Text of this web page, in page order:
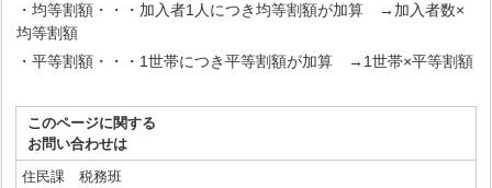
・均等割額・・・加入者1人につき均等割額が加算 →加入者数×
均等割額
・平等割額・・・1世帯につき平等割額が加算 →1世帯×平等割額
このページに関する
お問い合わせは
住民課 税務班